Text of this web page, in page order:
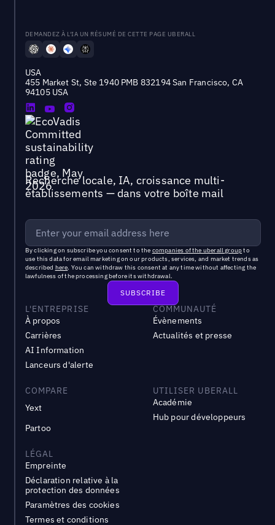
DEMANDEZ À L'IA UN RÉSUMÉ DE CETTE PAGE UBERALL
USA
455 Market St, Ste 1940 PMB 832194 San Francisco, CA
94105 USA
Recherche locale, IA, croissance multi-
établissements — dans votre boîte mail
By clicking on subscribe you consent to the companies of the uberall groupto
use this data for email marketing on our products, services, and market trends as
described here. You can withdraw this consent at any time without affecting the
lawfulness of the processing before its withdrawal.
L'ENTREPRISE
À propos
Carrières
AI Information
Lanceurs d'alerte
COMMUNAUTÉ
Évènements
Actualités et presse
COMPARE
Yext
Partoo
UTILISER UBERALL
Académie
Hub pour développeurs
LÉGAL
Empreinte
Déclaration relative à la
protection des données
Paramètres des cookies
Termes et conditions